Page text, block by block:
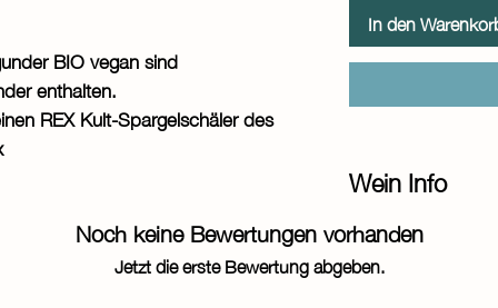
BIO vegan sind
enthalten.
REX Kult-Spargelschäler des
In den
Wein Info
Wein: Weißwein (BIO,
Rebsorte: Weißer
Essen: Spargel und
Noch keine Bewertungen vorhanden
Jetzt die erste Bewertung abgeben.